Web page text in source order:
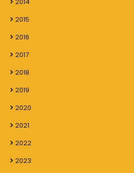
2014
2015
2016
2017
2018
2019
2020
2021
2022
2023